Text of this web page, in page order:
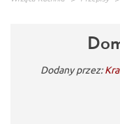
Dodany przez: